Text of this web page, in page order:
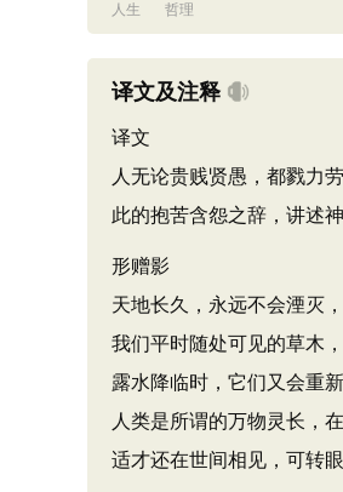
人生 哲理
译文及注释
译文
人无论贵贱贤愚，都戮力
此的抱苦含怨之辞，讲述
形赠影
天地长久，永远不会湮灭
我们平时随处可见的草木
露水降临时，它们又会重新
人类是所谓的万物灵长，
适才还在世间相见，可转